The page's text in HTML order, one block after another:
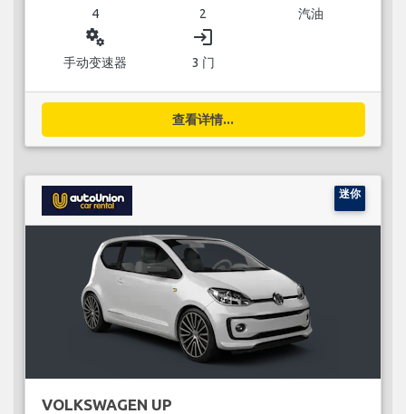
4 2 汽油
miscellaneous_services
手动变速器
login
3 门
查看详情...
迷你
VOLKSWAGEN UP